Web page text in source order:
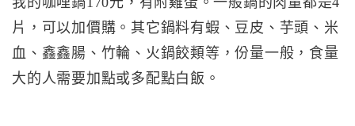
片，可以加價購。其它鍋料有蝦、豆皮、芋頭、米
血、鑫鑫腸、竹輪、火鍋餃類等，份量一般，食量
大的人需要加點或多配點白飯。